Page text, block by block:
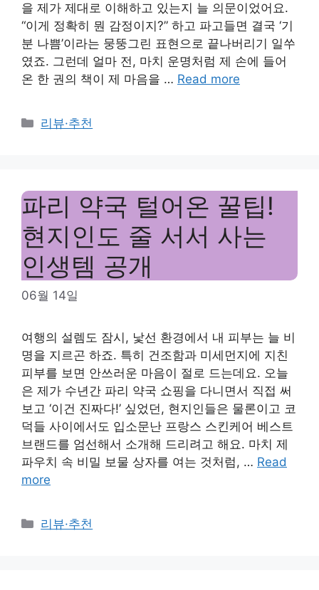
을 제가 제대로 이해하고 있는지 늘 의문이었어요.
“이게 정확히 뭔 감정이지?” 하고 파고들면 결국 ‘기
분 나쁨’이라는 뭉뚱그린 표현으로 끝나버리기 일쑤
였죠. 그런데 얼마 전, 마치 운명처럼 제 손에 들어
온 한 권의 책이 제 마음을 … Read more
Categories
리뷰·추천
파리 약국 털어온 꿀팁!
현지인도 줄 서서 사는
인생템 공개
06월 14일
여행의 설렘도 잠시, 낯선 환경에서 내 피부는 늘 비
명을 지르곤 하죠. 특히 건조함과 미세먼지에 지친
피부를 보면 안쓰러운 마음이 절로 드는데요. 오늘
은 제가 수년간 파리 약국 쇼핑을 다니면서 직접 써
보고 ‘이건 진짜다!’ 싶었던, 현지인들은 물론이고 코
덕들 사이에서도 입소문난 프랑스 스킨케어 베스트
브랜드를 엄선해서 소개해 드리려고 해요. 마치 제
파우치 속 비밀 보물 상자를 여는 것처럼, … Read
more
Categories
리뷰·추천